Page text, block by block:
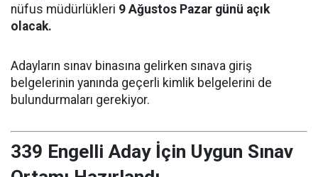
nüfus müdürlükleri 9 Ağustos Pazar günü açık
olacak.
Adayların sınav binasına gelirken sınava giriş
belgelerinin yanında geçerli kimlik belgelerini de
bulundurmaları gerekiyor.
339 Engelli Aday İçin Uygun Sınav